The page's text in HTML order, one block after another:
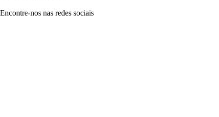
Encontre-nos nas redes sociais